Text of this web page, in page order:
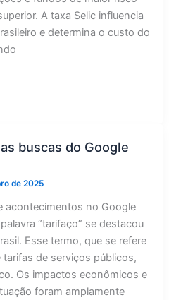
A taxa Selic influencia
e determina o custo do
buscas do Google
de 2025
acontecimentos no Google
“tarifaço” se destacou
Esse termo, que se refere
de serviços públicos,
Os impactos econômicos e
foram amplamente